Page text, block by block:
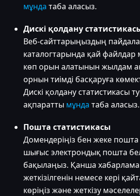
мұнда таба аласыз.
Дискі қолдану
Веб-сайттарыңыздың
каталогтарында қай файлдар
көп орын алатынын жылдам
орнын тиімді басқаруға
Дискі қолдану статистикасы
ақпаратты мұнда таба аласыз.
Пошта статистикасы
Домендеріңіз бен жеке пошта
шығыс электрондық пошта
бақылаңыз. Қанша хабарлама
жеткізілгенін немесе кері
көріңіз және жеткізу